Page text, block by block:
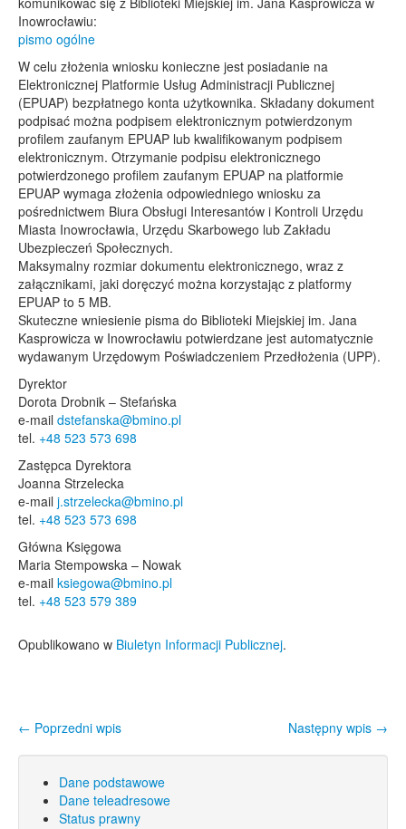
Inowrocławiu:
pismo ogólne
W celu złożenia wniosku konieczne jest posiadanie na
Elektronicznej Platformie Usług Administracji Publicznej
(EPUAP) bezpłatnego konta użytkownika. Składany dokument
podpisać można podpisem elektronicznym potwierdzonym
profilem zaufanym EPUAP lub kwalifikowanym podpisem
elektronicznym. Otrzymanie podpisu elektronicznego
potwierdzonego profilem zaufanym EPUAP na platformie
EPUAP wymaga złożenia odpowiedniego wniosku za
pośrednictwem Biura Obsługi Interesantów i Kontroli Urzędu
Miasta Inowrocławia, Urzędu Skarbowego lub Zakładu
Ubezpieczeń Społecznych.
Maksymalny rozmiar dokumentu elektronicznego, wraz z
załącznikami, jaki doręczyć można korzystając z platformy
EPUAP to 5 MB.
Skuteczne wniesienie pisma do Biblioteki Miejskiej im. Jana
Kasprowicza w Inowrocławiu potwierdzane jest automatycznie
wydawanym Urzędowym Poświadczeniem Przedłożenia (UPP).
Dyrektor
Dorota Drobnik – Stefańska
e-mail dstefanska@bmino.pl
tel. +48 523 573 698
Zastępca Dyrektora
Joanna Strzelecka
e-mail j.strzelecka@bmino.pl
tel. +48 523 573 698
Główna Księgowa
Maria Stempowska – Nowak
e-mail ksiegowa@bmino.pl
tel. +48 523 579 389
Opublikowano w Biuletyn Informacji Publicznej.
Nawigacja wpisu
Następny wpis →
← Poprzedni wpis
Dane podstawowe
Dane teleadresowe
Status prawny